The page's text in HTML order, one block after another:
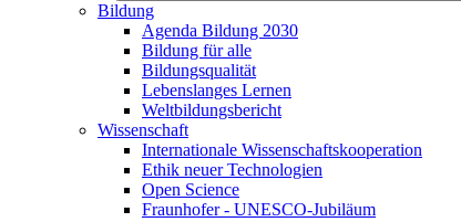
Bildung
Agenda Bildung 2030
Bildung für alle
Bildungsqualität
Lebenslanges Lernen
Weltbildungsbericht
Wissenschaft
Internationale Wissenschaftskooperation
Ethik neuer Technologien
Open Science
Fraunhofer - UNESCO-Jubiläum